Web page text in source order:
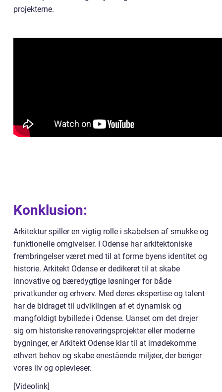
projekterne.
Konklusion:
Arkitektur spiller en vigtig rolle i skabelsen af smukke og
funktionelle omgivelser. I Odense har arkitektoniske
frembringelser været med til at forme byens identitet og
historie. Arkitekt Odense er dedikeret til at skabe
innovative og bæredygtige løsninger for både
privatkunder og erhverv. Med deres ekspertise og talent
har de bidraget til udviklingen af et dynamisk og
mangfoldigt bybillede i Odense. Uanset om det drejer
sig om historiske renoveringsprojekter eller moderne
bygninger, er Arkitekt Odense klar til at imødekomme
ethvert behov og skabe enestående miljøer, der beriger
vores liv og oplevleser.
[Videolink]